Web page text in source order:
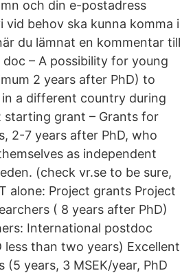
och din e-postadress
vid behov ska kunna komma i
du lämnat en kommentar till
– A possibility for young
2 years after PhD) to
a different country during
starting grant – Grants for
2-7 years after PhD, who
as independent
(check vr.se to be sure,
alone: Project grants Project
( 8 years after PhD)
International postdoc
less than two years) Excellent
(5 years, 3 MSEK/year, PhD